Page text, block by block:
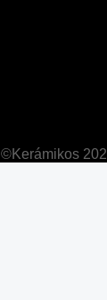
©Kerámikos